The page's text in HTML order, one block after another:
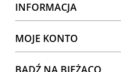
INFORMACJA
MOJE KONTO